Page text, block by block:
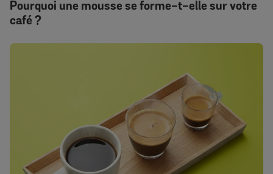
Pourquoi une mousse se forme-t-elle sur votre
café ?